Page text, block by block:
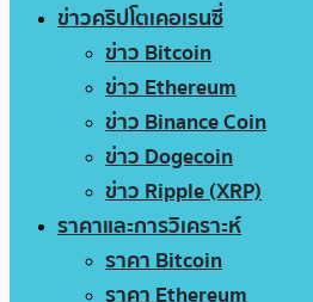
ข่าวคริปโตเคอเรนซี่
ข่าว Bitcoin
ข่าว Ethereum
ข่าว Binance Coin
ข่าว Dogecoin
ข่าว Ripple (XRP)
ราคาและการวิเคราะห์
ราคา Bitcoin